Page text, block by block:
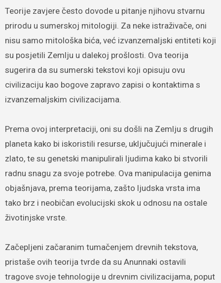
Teorije zavjere često dovode u pitanje njihovu stvarnu
prirodu u sumerskoj mitologiji. Za neke istraživače, oni
nisu samo mitološka bića, već izvanzemaljski entiteti koji
su posjetili Zemlju u dalekoj prošlosti. Ova teorija
sugerira da su sumerski tekstovi koji opisuju ovu
civilizaciju kao bogove zapravo zapisi o kontaktima s
izvanzemaljskim civilizacijama.
Prema ovoj interpretaciji, oni su došli na Zemlju s drugih
planeta kako bi iskoristili resurse, uključujući minerale i
zlato, te su genetski manipulirali ljudima kako bi stvorili
radnu snagu za svoje potrebe. Ova manipulacija genima
objašnjava, prema teorijama, zašto ljudska vrsta ima
tako brz i neobičan evolucijski skok u odnosu na ostale
životinjske vrste.
Začepljeni začaranim tumačenjem drevnih tekstova,
pristaše ovih teorija tvrde da su Anunnaki ostavili
tragove svoje tehnologije u drevnim civilizacijama, poput